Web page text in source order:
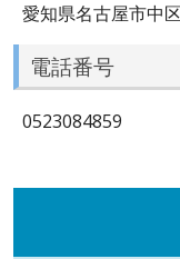
愛知県名古屋市中
電話番号
0523084859